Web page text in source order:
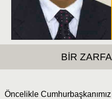
BİR
Öncelikle